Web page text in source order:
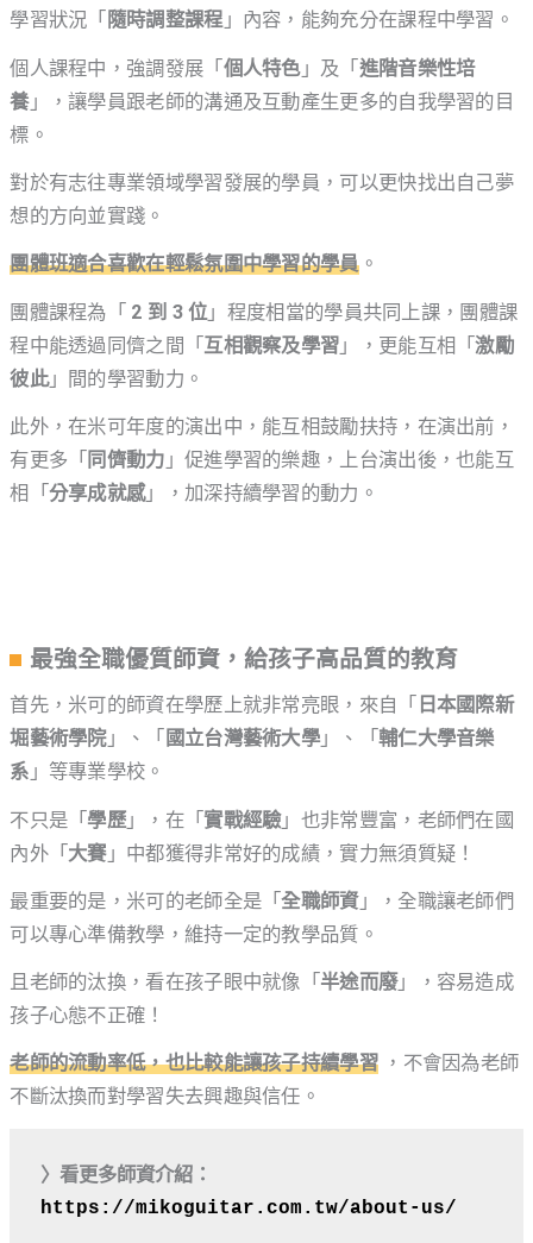
學習狀況「 隨時調整課程」內容，能夠充分在課程中學習。
個人課程中，強調發展「 個人特色」及「 進階音樂性培
養」，讓學員跟老師的溝通及互動產生更多的自我學習的目
標。
對於有志往專業領域學習發展的學員，可以更快找出自己夢
想的方向並實踐。
團體班適合喜歡在輕鬆氛圍中學習的學員。
團體課程為「 2 到 3 位 」程度相當的學員共同上課，團體課
程中能透過同儕之間「 互相觀察及學習 」，更能互相「激勵
彼此」間的學習動力。
此外，在米可年度的演出中，能互相鼓勵扶持，在演出前，
有更多「 同儕動力 」促進學習的樂趣，上台演出後，也能互
相「 分享成就感」，加深持續學習的動力。
最強全職優質師資，給孩子高品質的教育
首先，米可的師資在學歷上就非常亮眼，來自「 日本國際新
堀藝術學院」、「 國立台灣藝術大學」、「 輔仁大學音樂
系 」等專業學校。
不只是「 學歷 」，在「實戰經驗」也非常豐富，老師們在國
內外「 大賽」中都獲得非常好的成績，實力無須質疑！
最重要的是，米可的老師全是「全職師資」，全職讓老師們
可以專心準備教學，維持一定的教學品質。
且老師的汰換，看在孩子眼中就像「 半途而廢」，容易造成
孩子心態不正確！
老師的流動率低，也比較能讓孩子持續學習，不會因為老師
不斷汰換而對學習失去興趣與信任。
〉看更多師資介紹：
https://mikoguitar.com.tw/about-us/